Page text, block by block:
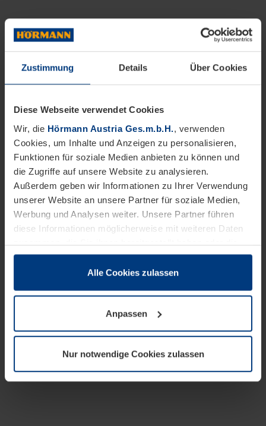
Zustimmung Details Über Cookies
Diese Webseite verwendet Cookies
Wir, die Hörmann Austria Ges.m.b.H., verwenden
Cookies, um Inhalte und Anzeigen zu personalisieren,
Funktionen für soziale Medien anbieten zu können und
die Zugriffe auf unsere Website zu analysieren.
Außerdem geben wir Informationen zu Ihrer Verwendung
unserer Website an unsere Partner für soziale Medien,
Werbung und Analysen weiter. Unsere Partner führen
diese Informationen möglicherweise mit weiteren Daten
zusammen, die Sie ihnen bereitgestellt haben oder die
sie im Rahmen Ihrer Nutzung der Dienste gesammelt
wenn diese für den Betrieb dieser Seite unbedingt
notwendig sind. Für alle anderen Cookie-Typen benötigen
wir Ihre Erlaubnis. Ihre Einwilligung können Sie jederzeit
Datenschutzerklärungunserer Website ändern oder
widerrufen.
Alle Cookies zulassen
Anpassen
Nur notwendige Cookies zulassen